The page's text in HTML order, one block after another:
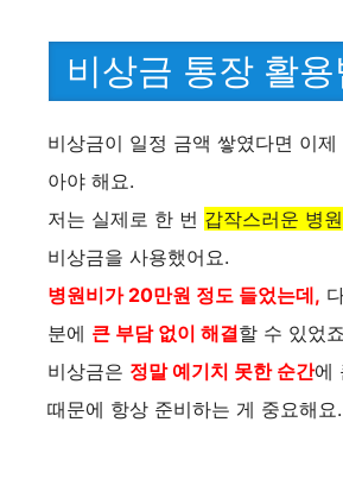
비상금 통장 활용
비상금이 일정 금액 쌓였다면 이
아야 해요.
저는 실제로 한 번 갑작스러운 병
비상금을 사용했어요.
병원비가 20만원 정도 들었는데,
분에 큰 부담 없이 해결할 수 있었
비상금은 정말 예기치 못한 순간에
때문에 항상 준비하는 게 중요해요.